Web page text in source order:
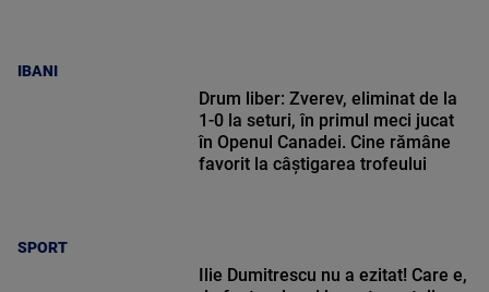
IBANI
SPORT
Drum liber: Zverev, eliminat de la
1-0 la seturi, în primul meci jucat
în Openul Canadei. Cine rămâne
favorit la câștigarea trofeului
Ilie Dumitrescu nu a ezitat! Care e,